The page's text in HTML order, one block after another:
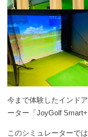
今まで体験したインド
ーター「JoyGolf Smart+
このシミュレーターで